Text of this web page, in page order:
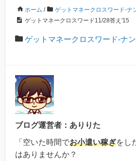
ホーム / ゲットマネークロスワード-ナ
ゲットマネークロスワード11/28答え'15
ゲットマネークロスワード-ナ
ブログ運営者：ありりた
「空いた時間でお小遣い稼ぎをし
はありませんか？